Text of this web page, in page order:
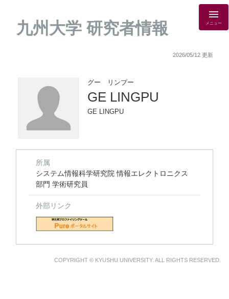
九州大学 研究者情報 メニュー
2026/05/12 更新
グー リンプー
GE LINGPU
GE LINGPU
所属
システム情報科学研究院 情報エレクトロニクス
部門 学術研究員
外部リンク
COPYRIGHT © KYUSHU UNIVERSITY. ALL RIGHTS RESERVED.